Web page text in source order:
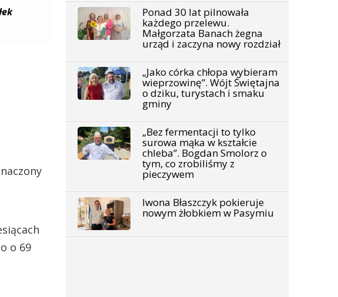
o 69
Ponad 30 lat pilnowała
każdego przelewu.
Małgorzata Banach żegna
urząd i zaczyna nowy rozdział
„Jako córka chłopa wybieram
wieprzowinę”. Wójt Świętajna
o dziku, turystach i smaku
gminy
„Bez fermentacji to tylko
surowa mąka w kształcie
chleba”. Bogdan Smolorz o
tym, co zrobiliśmy z
pieczywem
Iwona Błaszczyk pokieruje
nowym żłobkiem w Pasymiu